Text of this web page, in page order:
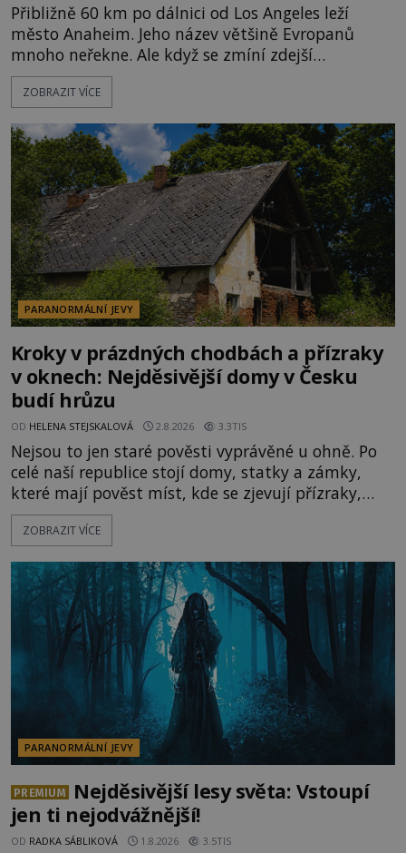
Přibližně 60 km po dálnici od Los Angeles leží
město Anaheim. Jeho název většině Evropanů
mnoho neřekne. Ale když se zmíní zdejší
Disneyland, je hned jasno. Zábavní park vyroste na
poklidném místě bývalého sadu pomerančovníků.
kolem 17 000 000 zábavychtivých lidí ročně. A ač je
velká snaha to utajit, někteří z
ZOBRAZIT VÍCE
PARANORMÁLNÍ JEVY
Kroky v prázdných chodbách a přízraky
v oknech: Nejděsivější domy v Česku
budí hrůzu
OD HELENA STEJSKALOVÁ 2.8.2026 3.3TIS
Nejsou to jen staré pověsti vyprávěné u ohně. Po
celé naší republice stojí domy, statky a zámky,
které mají pověst míst, kde se zjevují přízraky,
ozývají nevysvětlitelné zvuky nebo se dějí podivné
jevy. Zatímco historici většinou hledají racionální
lokality vykazují nápadně podobná svědectví po
celé generace. A právě tato opakující se svědectví
ZOBRAZIT VÍCE
PARANORMÁLNÍ JEVY
PREMIUM
Nejděsivější lesy světa: Vstoupí
jen ti nejodvážnější!
OD RADKA SÁBLIKOVÁ 1.8.2026 3.5TIS